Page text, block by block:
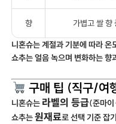
향 가볍고 쌀 향
니혼슈는 계절과 기분에 따라
쇼추는 얼음 녹으며 변화하는 향
구매 팁 (직구/여
니혼슈는 라벨의 등급(준마
쇼추는원재료로 선택 기준 잡기